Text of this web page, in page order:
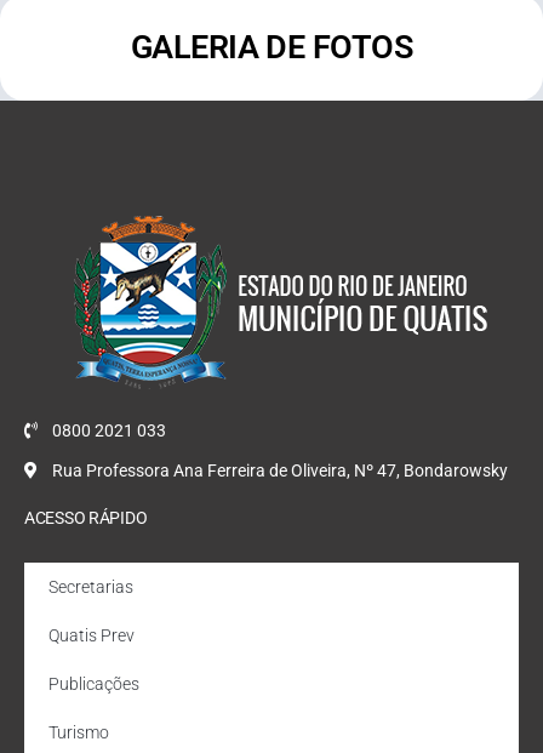
GALERIA DE FOTOS
0800 2021 033
Rua Professora Ana Ferreira de Oliveira, Nº 47, Bondarowsky
ACESSO RÁPIDO
Secretarias
Quatis Prev
Publicações
Turismo